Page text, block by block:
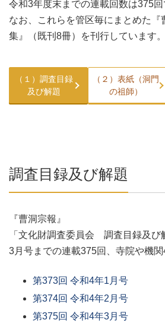
令和3年度末までの連載回数は375回
なお、これらを管区毎にまとめた『
集』（既刊8冊）を刊行しています。
（１）調査目録
及び解題
（２）表紙（洞門
の祖師）
調査目録及び解題
『曹洞宗報』
「文化財調査委員会 調査目録及び
3月号までの連載375回、寺院や機関
第373回 令和4年1月号
第374回 令和4年2月号
第375回 令和4年3月号